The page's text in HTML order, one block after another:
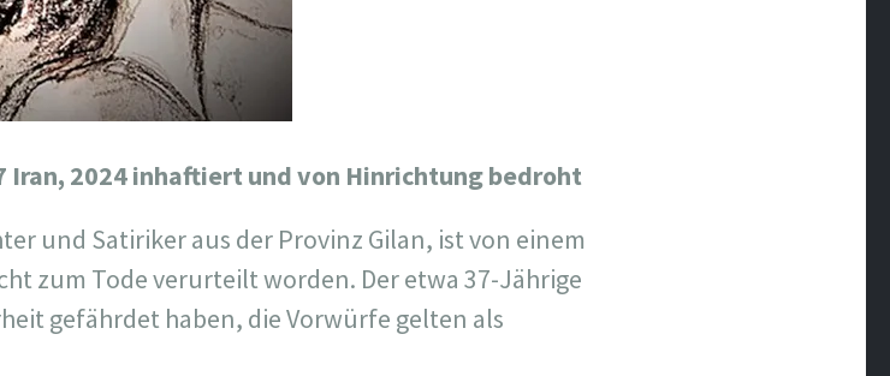
Iran, 2024 inhaftiert und von Hinrichtung bedroht
und Satiriker aus der Provinz Gilan, ist von einem
zum Tode verurteilt worden. Der etwa 37-Jährige
gefährdet haben, die Vorwürfe gelten als